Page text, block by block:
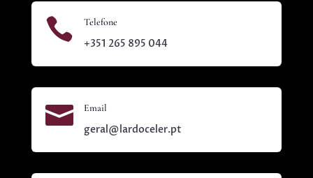
 Telefone
+351 265 895 044
 Email
geral@lardoceler.pt